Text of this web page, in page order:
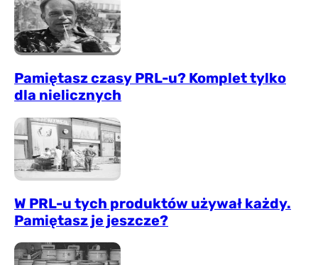
Pamiętasz czasy PRL-u? Komplet tylko
dla nielicznych
W PRL-u tych produktów używał każdy.
Pamiętasz je jeszcze?